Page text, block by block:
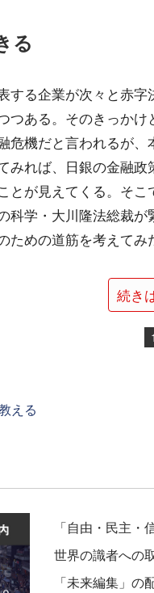
る
する企業が次々と赤字
つある。そのきっかけ
危機だと言われるが、
みれば、日銀の金融
とが見えてくる。そこ
科学・大川隆法総裁が
めの道筋を考えてみ
続き
1
える
「自由・民主・
世界の識者への
「未来編集」の